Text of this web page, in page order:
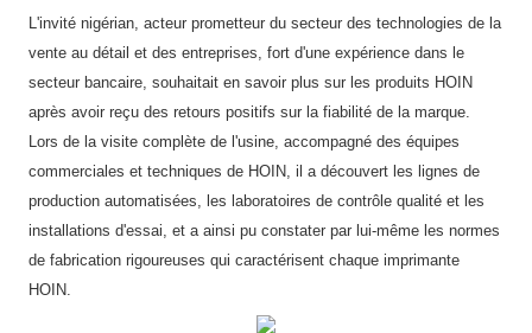
L'invité nigérian, acteur prometteur du secteur des technologies de la
vente au détail et des entreprises, fort d'une expérience dans le
secteur bancaire, souhaitait en savoir plus sur les produits HOIN
après avoir reçu des retours positifs sur la fiabilité de la marque.
Lors de la visite complète de l'usine, accompagné des équipes
commerciales et techniques de HOIN, il a découvert les lignes de
production automatisées, les laboratoires de contrôle qualité et les
installations d'essai, et a ainsi pu constater par lui-même les normes
de fabrication rigoureuses qui caractérisent chaque imprimante
HOIN.